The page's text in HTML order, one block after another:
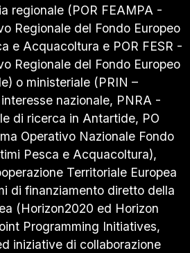
regionale (POR FEAMPA -
Regionale del Fondo Europeo
e Acquacoltura e POR FESR -
Regionale del Fondo Europeo
o ministeriale (PRIN –
nazionale, PNRA -
di ricerca in Antartide, PO
Operativo Nazionale Fondo
Pesca e Acquacoltura),
Territoriale Europea
di finanziamento diretto della
(Horizon2020 ed Horizon
Programming Initiatives,
iniziative di collaborazione